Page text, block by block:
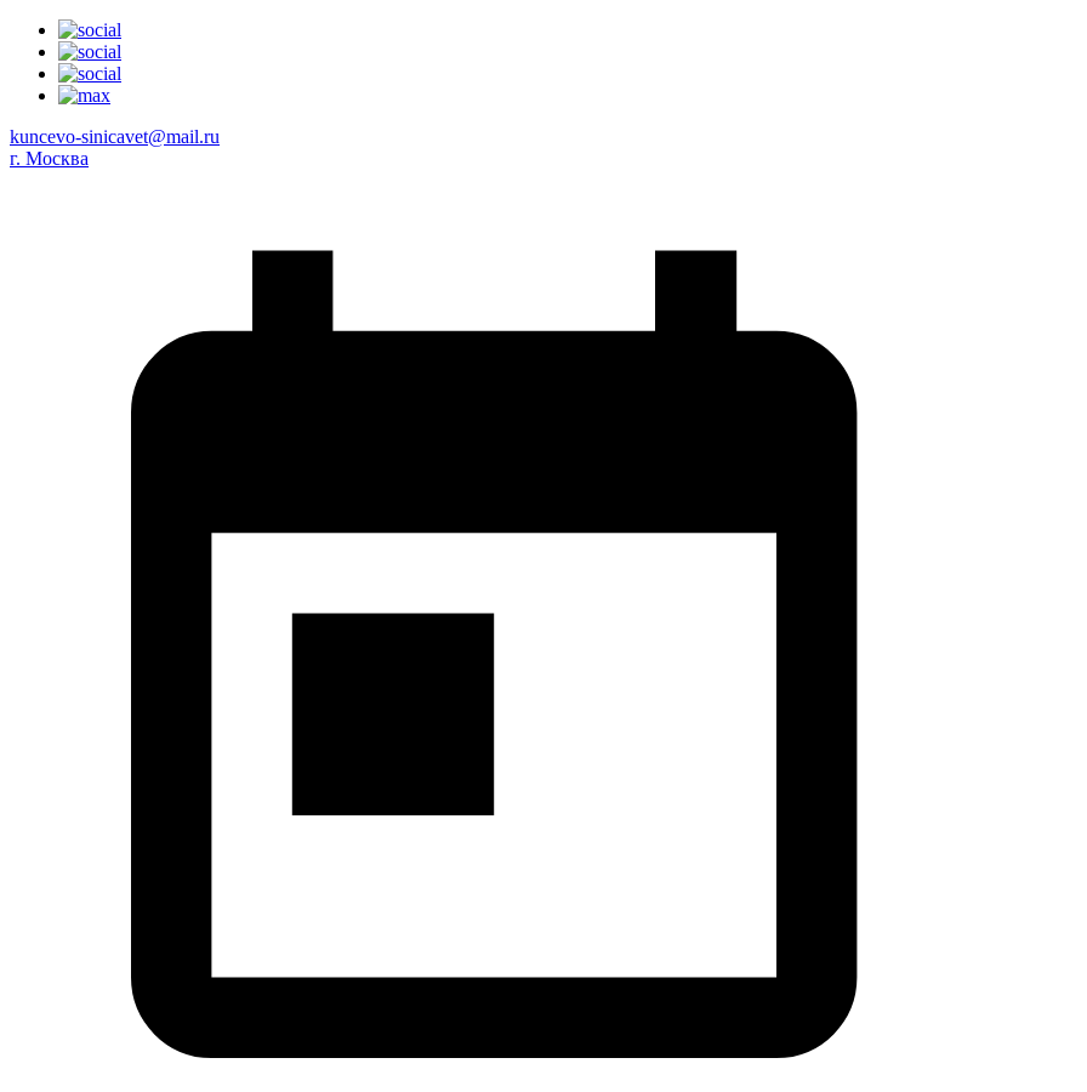
kuncevo-sinicavet@mail.ru
г. Москва